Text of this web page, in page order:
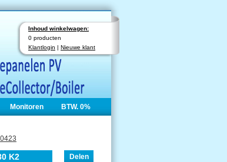
Inhoud winkelwagen:
0 producten
Klantlogin | Nieuwe klant
Monitoren BTW. 0%
K2
Delen